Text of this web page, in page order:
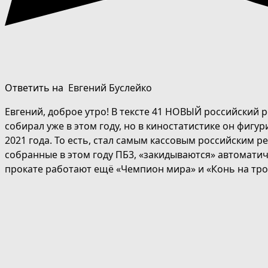
Ответить на Евгений Буслейко
Евгений, доброе утро! В тексте 41 НОВЫЙ российский
собирал уже в этом году, но в киностатистике он
2021 года. То есть, стал самым кассовым российским
собранные в этом году ПБ3, «закидываются»
прокате работают ещё «Чемпион мира» и «Конь на